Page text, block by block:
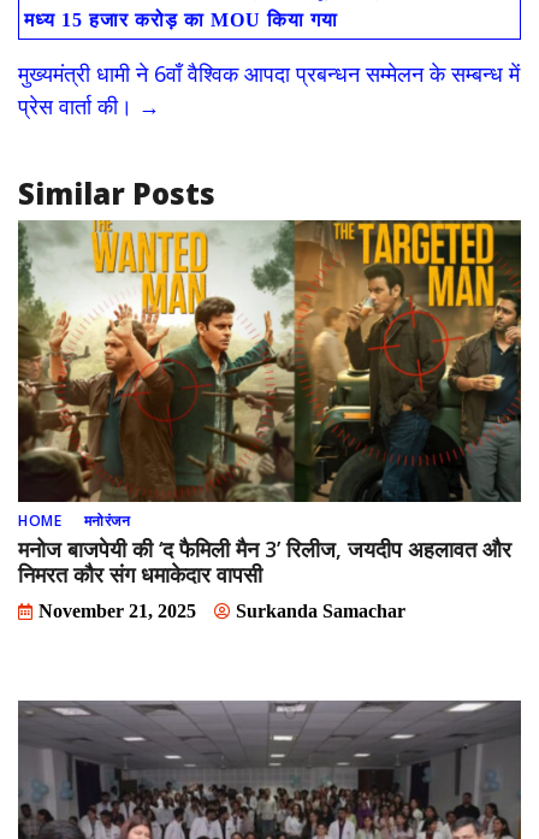
b
o
o
k
d
o
n
l e
मध्य 15 हजार करोड़ का MOU किया गया
मुख्यमंत्री धामी ने 6वाँ वैश्विक आपदा प्रबन्धन सम्मेलन के सम्बन्ध में
प्रेस वार्ता की। →
Similar Posts
HOME मनोरंजन
मनोज बाजपेयी की ‘द फैमिली मैन 3’ रिलीज, जयदीप अहलावत और
निमरत कौर संग धमाकेदार वापसी
November 21, 2025 Surkanda Samachar